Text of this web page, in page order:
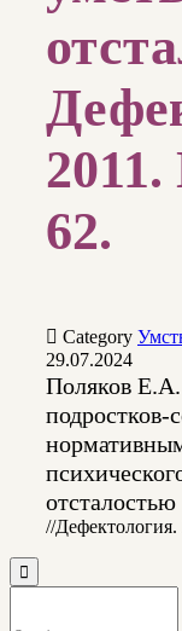
62.
 Category
29.07.2024
Поляков
подростков-
отсталостью
//
